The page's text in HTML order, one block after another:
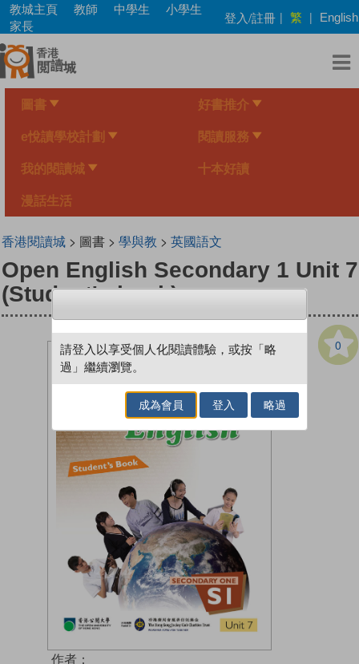
Skip
main
content
教城主頁 教師 中學生
小學生
家長
登入/註冊 | 繁 | English
圖書 好書推介
e悅讀學校計劃 閱讀服務
我的閱讀城 十本好讀
漫話生活
香港閱讀城> 圖書 > 學與教 > 英國語文
Open English Secondary 1 Unit 7
(Student's book)
0
作者：
請登入以享受個人化閱讀體驗，或按「略
過」繼續瀏覽。
成為會員 登入 略過